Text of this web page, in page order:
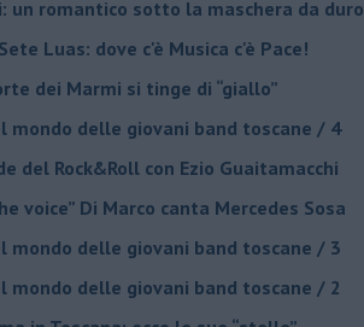
un romantico sotto la maschera da duro
Luas: dove c'è Musica c'è Pace!
dei Marmi si tinge di “giallo”
mondo delle giovani band toscane / 4
del Rock&Roll con Ezio Guaitamacchi
voice” Di Marco canta Mercedes Sosa
mondo delle giovani band toscane / 3
mondo delle giovani band toscane / 2